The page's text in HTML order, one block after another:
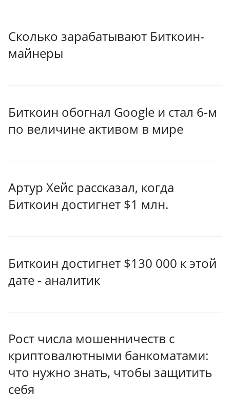
Сколько зарабатывают Биткоин-
майнеры
Биткоин обогнал Google и стал 6-м
по величине активом в мире
Артур Хейс рассказал, когда
Биткоин достигнет $1 млн.
Биткоин достигнет $130 000 к этой
дате - аналитик
Рост числа мошенничеств с
криптовалютными банкоматами:
что нужно знать, чтобы защитить
себя